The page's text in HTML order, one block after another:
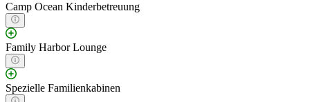
Camp Ocean Kinderbetreuung
Family Harbor Lounge
Spezielle Familienkabinen